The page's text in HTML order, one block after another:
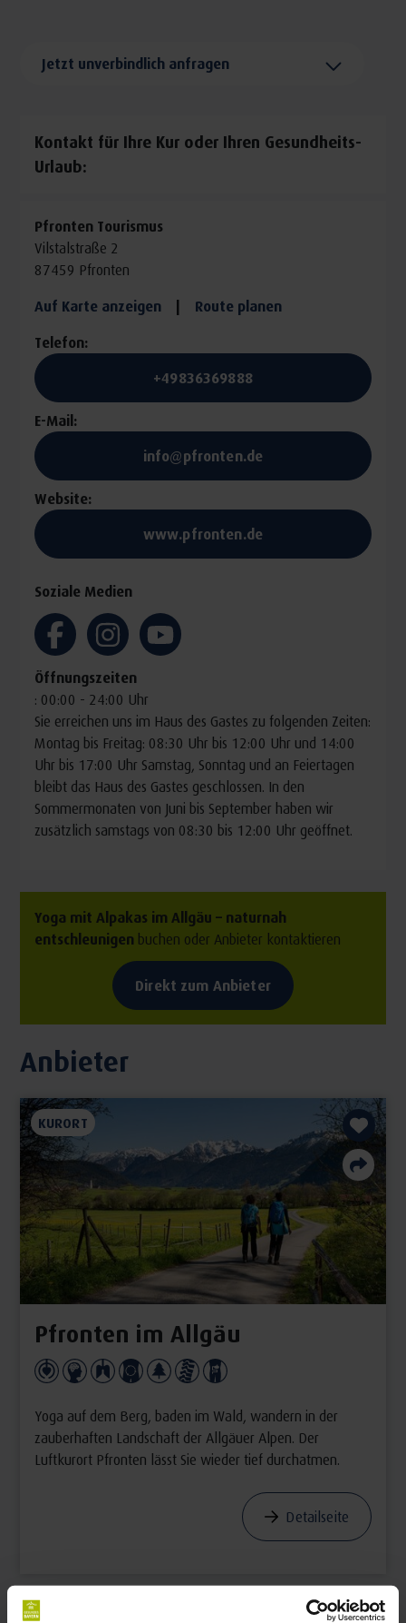
Enthalten
Minuten)
Tee nach der Yogaeinheit
Mitzubringen
sportliche, bequeme Kleidung (ggf. Wechselkleidung),
40,00 € pro Person
Jetzt unverbindlich anfragen
Kontakt für Ihre Kur oder Ihren Gesundheits-
Urlaub:
Pfronten Tourismus
Vilstalstraße 2
87459 Pfronten
Auf Karte anzeigen | Route planen
Telefon:
+49836369888
E-Mail:
info@pfronten.de
Website:
www.pfronten.de
Soziale Medien
Öffnungszeiten
: 00:00 - 24:00 Uhr
Sie erreichen uns im Haus des Gastes zu folgenden Zeiten:
Montag bis Freitag: 08:30 Uhr bis 12:00 Uhr und 14:00
Uhr bis 17:00 Uhr Samstag, Sonntag und an Feiertagen
bleibt das Haus des Gastes geschlossen. In den
Sommermonaten von Juni bis September haben wir
zusätzlich samstags von 08:30 bis 12:00 Uhr geöffnet.
Yoga mit Alpakas im Allgäu – naturnah
entschleunigen buchen oder Anbieter kontaktieren
Direkt zum Anbieter
Anbieter
KURORT
Pfronten im Allgäu
Yoga auf dem Berg, baden im Wald, wandern in der
zauberhaften Landschaft der Allgäuer Alpen. Der
Luftkurort Pfronten lässt Sie wieder tief durchatmen.
Detailseite